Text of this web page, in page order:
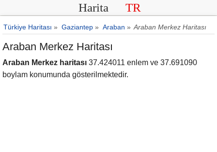
Harita TR
Türkiye Haritası » Gaziantep » Araban » Araban Merkez Haritası
Araban Merkez Haritası
Araban Merkez haritası 37.424011 enlem ve 37.691090
boylam konumunda gösterilmektedir.